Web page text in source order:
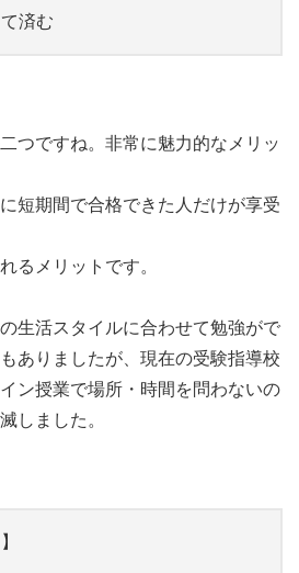
済む
つですね。非常に魅力的なメリッ
短期間で合格できた人だけが享受
るメリットです。
生活スタイルに合わせて勉強がで
ありましたが、現在の受験指導校
ン授業で場所・時間を問わないの
しました。